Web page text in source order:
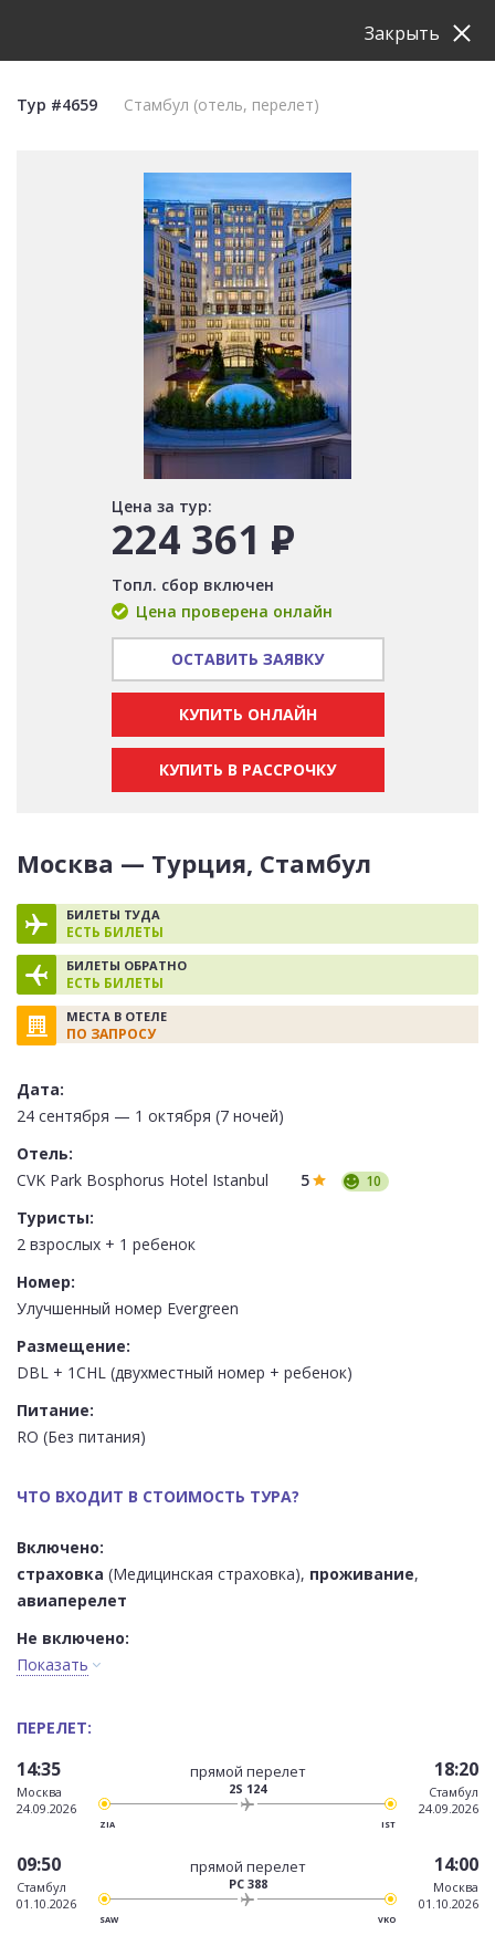
Тур #4659 Стамбул (отель, перелет)
Москва — Турция, Стамбул
БИЛЕТЫ ТУДА
ЕСТЬ БИЛЕТЫ
БИЛЕТЫ ОБРАТНО
ЕСТЬ БИЛЕТЫ
МЕСТА В ОТЕЛЕ
ПО ЗАПРОСУ
Дата:
24 сентября — 1 октября (7 ночей)
Отель:
CVK Park Bosphorus Hotel Istanbul
5 10
Туристы:
2 взрослых + 1 ребенок
Номер:
Улучшенный номер Evergreen
Размещение:
DBL + 1CHL (двухместный номер + ребенок)
Питание:
RO (Без питания)
ЧТО ВХОДИТ В СТОИМОСТЬ ТУРА?
Включено:
страховка (Медицинская страховка), проживание,
авиаперелет
Не включено:
Показать
ПЕРЕЛЕТ:
14:35
Москва
24.09.2026
прямой перелет
2S 124
ZIA IST
18:20
Стамбул
24.09.2026
09:50
Стамбул
01.10.2026
прямой перелет
PC 388
SAW VKO
14:00
Москва
01.10.2026
Цена за тур:
224 361 Р
Топл. сбор включен
Цена проверена онлайн
ОСТАВИТЬ ЗАЯВКУ
КУПИТЬ ОНЛАЙН
КУПИТЬ В РАССРОЧКУ
Закрыть